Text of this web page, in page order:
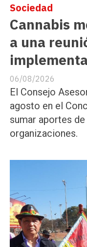
Cannabis
a una
Sociedad
06/08/2026
El Consejo
agosto en el
sumar aportes
organizaciones.